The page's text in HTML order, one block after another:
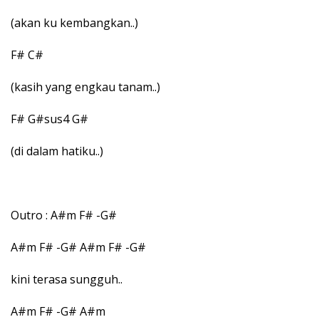
(akan ku kembangkan..)
F# C#
(kasih yang engkau tanam..)
F# G#sus4 G#
(di dalam hatiku..)
Outro : A#m F# -G#
A#m F# -G# A#m F# -G#
kini terasa sungguh..
A#m F# -G# A#m